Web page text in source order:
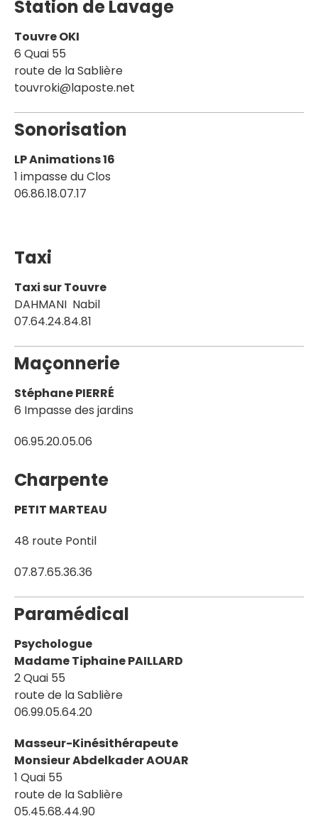
Station de Lavage
Touvre OKI
6 Quai 55
route de la Sablière
touvroki@laposte.net
Sonorisation
LP Animations 16
1 impasse du Clos
06.86.18.07.17
Taxi
Taxi sur Touvre
DAHMANI Nabil
07.64.24.84.81
Maçonnerie
Stéphane PIERRÉ
6 Impasse des jardins
06.95.20.05.06
Charpente
PETIT MARTEAU
48 route Pontil
07.87.65.36.36
Paramédical
Psychologue
Madame Tiphaine PAILLARD
2 Quai 55
route de la Sablière
06.99.05.64.20
Masseur-Kinésithérapeute
Monsieur Abdelkader AOUAR
1 Quai 55
route de la Sablière
05.45.68.44.90